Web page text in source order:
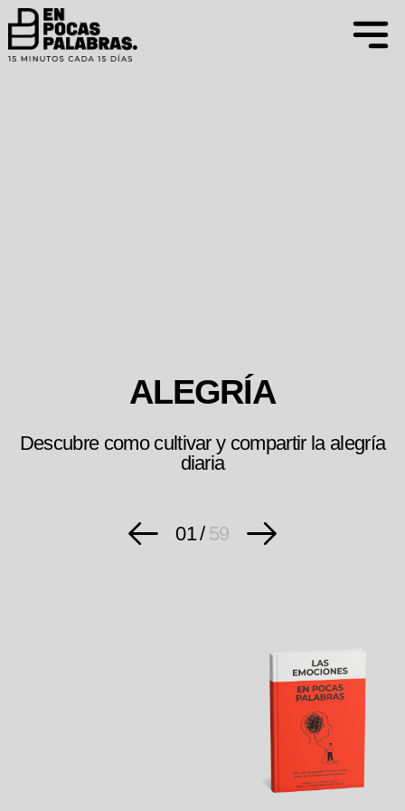
ALEGRÍA
Descubre como cultivar y compartir la alegría
diaria
01/ 59